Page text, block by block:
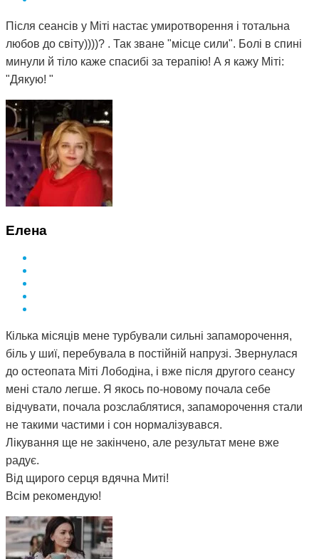
Після сеансів у Міті настає умиротворення і тотальна
любов до світу))))? . Так зване "місце сили". Болі в спині
минули й тіло каже спасибі за терапію! А я кажу Міті:
"Дякую! "
Елена
Кілька місяців мене турбували сильні запаморочення,
біль у шиї, перебувала в постійній напрузі. Звернулася
до остеопата Міті Лободіна, і вже після другого сеансу
мені стало легше. Я якось по-новому почала себе
відчувати, почала розслаблятися, запаморочення стали
не такими частими і сон нормалізувався.
Лікування ще не закінчено, але результат мене вже
радує.
Від щирого серця вдячна Миті!
Всім рекомендую!